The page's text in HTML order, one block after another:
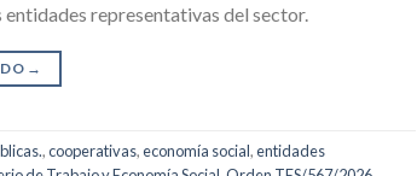
entidades representativas del sector.
→
,cooperativas,economía social,entidades